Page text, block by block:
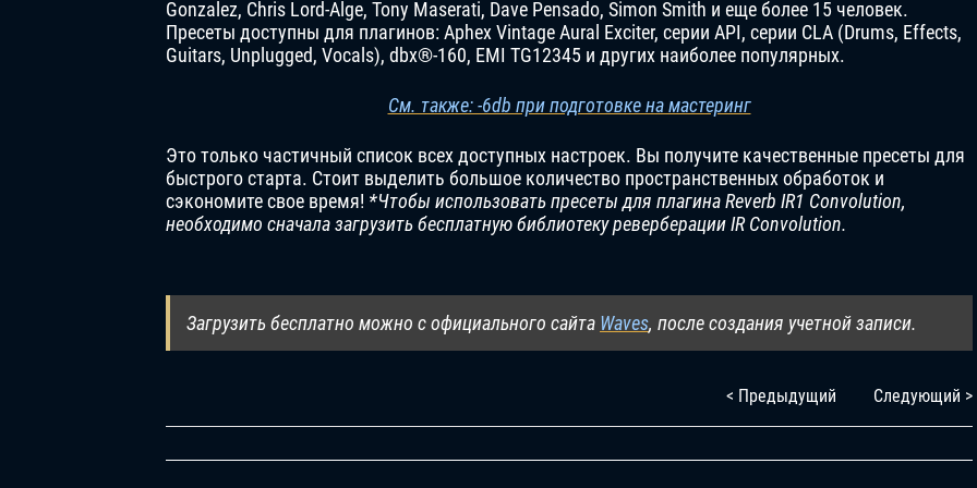
Gonzalez, Chris Lord-Alge, Tony Maserati, Dave Pensado, Simon Smith и еще более 15 человек.
Пресеты доступны для плагинов: Aphex Vintage Aural Exciter, серии API, серии CLA (Drums, Effects,
Guitars, Unplugged, Vocals), dbx®-160, EMI TG12345 и других наиболее популярных.
См. также: -6db при подготовке на мастеринг
Это только частичный список всех доступных настроек. Вы получите качественные пресеты для
быстрого старта. Стоит выделить большое количество пространственных обработок и
сэкономите свое время! *Чтобы использовать пресеты для плагина Reverb IR1 Convolution,
необходимо сначала загрузить бесплатную библиотеку реверберации IR Convolution.
Загрузить бесплатно можно с официального сайта Waves, после создания учетной записи.
< Предыдущий Следующий >